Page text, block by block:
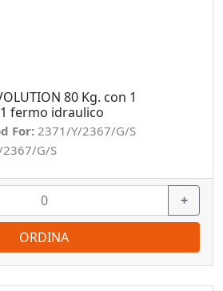
80 Kg. con 1
fermo idraulico
For: 2371/Y/2367/G/S
G/S
+
ORDINA